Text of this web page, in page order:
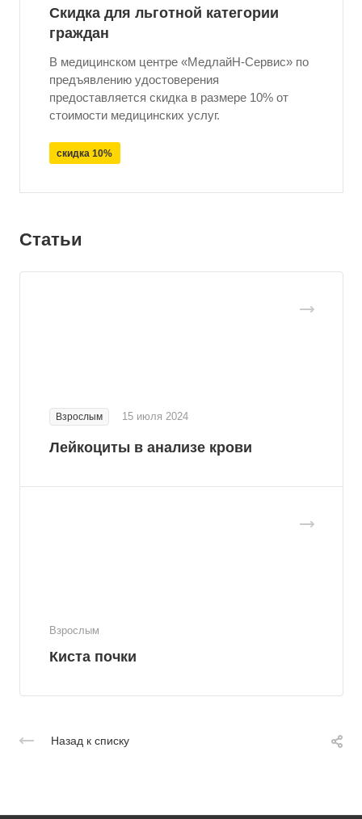
Скидка для льготной категории
граждан
В медицинском центре «МедлайН-Сервис» по
предъявлению удостоверения
предоставляется скидка в размере 10% от
стоимости медицинских услуг.
скидка 10%
Статьи
Взрослым 15 июля 2024
Лейкоциты в анализе крови
Взрослым
Киста почки
Назад к списку